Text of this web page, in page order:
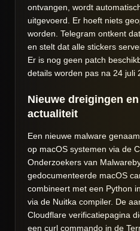
ontvangen, wordt
uitgevoerd. Er hoeft niets
worden. Telegram ontkent
en stelt dat alle stickers
Er is nog geen patch
details worden pas na 24 juli
Nieuwe dreigingen
actualiteit
Een nieuwe malware
op macOS systemen via de
Onderzoekers van
gedocumenteerde macOS
combineert met een Python
via de Nuitka compiler. De
Cloudflare verificatiepagina
een curl commando in de